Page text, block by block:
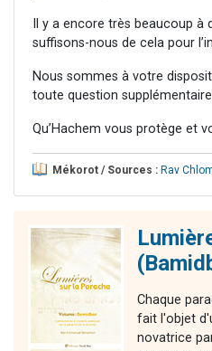
Il y a encore très beaucoup à
suffisons-nous de cela pour
Nous sommes à votre
toute question
Qu’Hachem vous protège et
Mékorot / Sources : Rav
Chaque
fait l'objet
novatrice